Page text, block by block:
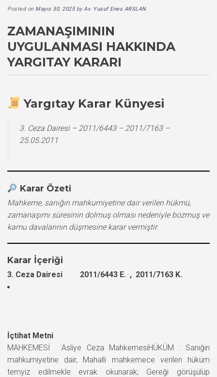
Posted on Mayıs 30, 2025byAv. Yusuf Enes ARSLAN
ZAMANAŞIMININ
UYGULANMASI HAKKINDA
YARGITAY KARARI
Yargıtay Karar Künyesi
3. Ceza Dairesi – 2011/6443 – 2011/7163 –
25.05.2011
Karar Özeti
Mahkeme, sanığın mahkumiyetine dair verilen hükmü,
zamanaşımı süresinin dolmuş olması nedeniyle bozmuş ve
kamu davalarının düşmesine karar vermiştir.
Karar İçeriği
3. Ceza Dairesi 2011/6443 E. , 2011/7163 K.
İçtihat Metni
MAHKEMESİ :Asliye Ceza MahkemesiHÜKÜM : Sanığın
mahkumiyetine dair, Mahalli mahkemece verilen hüküm
temyiz edilmekle evrak okunarak; Gereği görüşülüp